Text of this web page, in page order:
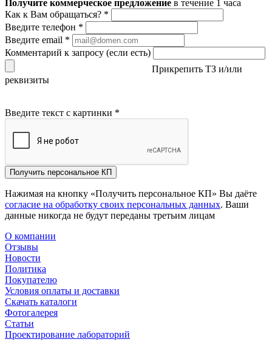
Получите коммерческое предложение в течение 1 часа
Как к Вам обращаться? *
Введите телефон *
Введите email *
Комментарий к запросу (если есть)
Прикрепить ТЗ и/или
реквизиты
Введите текст с картинки *
Получить персональное КП
Нажимая на кнопку «Получить персональное КП» Вы даёте
согласие на обработку своих персональных данных. Ваши
данные никогда не будут переданы третьим лицам
О компании
Отзывы
Новости
Политика
Покупателю
Условия оплаты и доставки
Скачать каталоги
Фотогалерея
Статьи
Проектирование лабораторий